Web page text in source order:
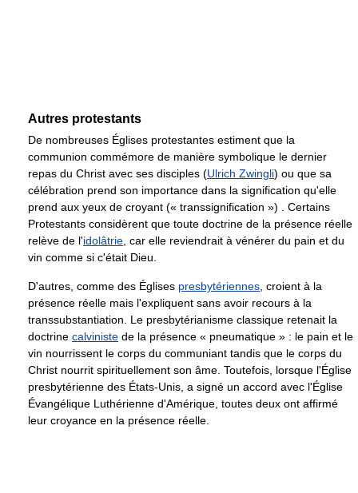
Autres protestants
De nombreuses Églises protestantes estiment que la
communion commémore de manière symbolique le dernier
repas du Christ avec ses disciples (Ulrich Zwingli) ou que sa
célébration prend son importance dans la signification qu'elle
prend aux yeux de croyant (« transsignification ») . Certains
Protestants considèrent que toute doctrine de la présence réelle
relève de l'idolâtrie, car elle reviendrait à vénérer du pain et du
vin comme si c'était Dieu.
D'autres, comme des Églises presbytériennes, croient à la
présence réelle mais l'expliquent sans avoir recours à la
transsubstantiation. Le presbytérianisme classique retenait la
doctrine calviniste de la présence « pneumatique » : le pain et le
vin nourrissent le corps du communiant tandis que le corps du
Christ nourrit spirituellement son âme. Toutefois, lorsque l'Église
presbytérienne des États-Unis, a signé un accord avec l'Église
Évangélique Luthérienne d'Amérique, toutes deux ont affirmé
leur croyance en la présence réelle.